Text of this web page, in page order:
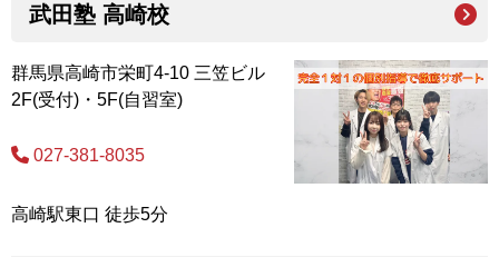
武田塾 高崎校
群馬県高崎市栄町4-10 三笠ビル
2F(受付)・5F(自習室)
027-381-8035
高崎駅東口 徒歩5分